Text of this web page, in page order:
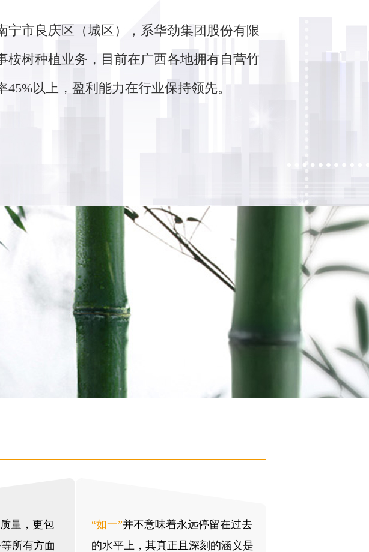
宁市良庆区（城区），系华劲集团股份有限
桉树种植业务，目前在广西各地拥有自营竹
以上，盈利能力在行业保持领先。
量，更包
所有方面
“如一”并不意味着永远停留在过去
的水平上，其真正且深刻的涵义是